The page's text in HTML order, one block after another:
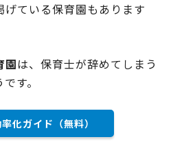
ている保育園もあります
園は、保育士が辞めてしまう
す。
化ガイド（無料）